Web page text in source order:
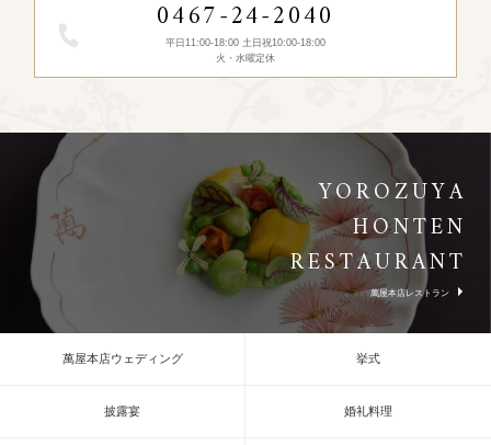
0467-24-2040
平日11:00-18:00 土日祝10:00-18:00
火・水曜定休
YOROZUYA
HONTEN
RESTAURANT
萬屋本店レストラン
萬屋本店ウェディング 挙式
披露宴 婚礼料理